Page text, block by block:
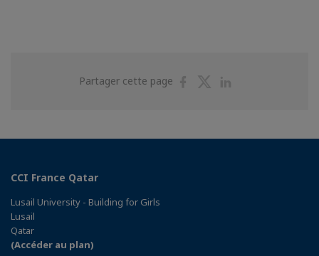
Partager cette page
PartagerPartager
CCI France Qatar
Lusail University - Building for Girls
Lusail
Qatar
(Accéder au plan)